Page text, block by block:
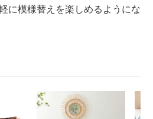
に模様替えを楽しめるようにな